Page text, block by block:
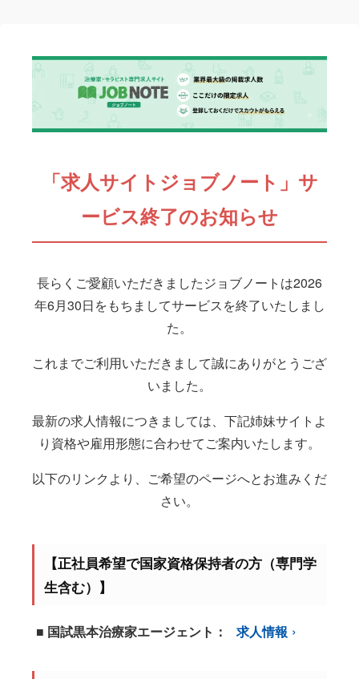
「求人サイトジョブノート」サ
ービス終了のお知らせ
長らくご愛顧いただきましたジョブノートは2026
年6月30日をもちましてサービスを終了いたしまし
た。
これまでご利用いただきまして誠にありがとうござ
いました。
最新の求人情報につきましては、下記姉妹サイトよ
り資格や雇用形態に合わせてご案内いたします。
以下のリンクより、ご希望のページへとお進みくだ
さい。
【正社員希望で国家資格保持者の方（専門学
生含む）】
■ 国試黒本治療家エージェント： 求人情報